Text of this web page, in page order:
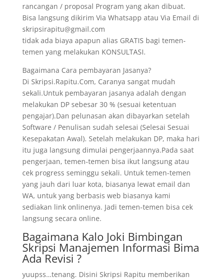
rancangan / proposal Program yang akan dibuat.
Bisa langsung dikirim Via Whatsapp atau Via Email di
skripsirapitu@gmail.com
tidak ada biaya apapun alias GRATIS bagi temen-
temen yang melakukan KONSULTASI.
Bagaimana Cara pembayaran Jasanya?
Di Skripsi.Rapitu.Com, Caranya sangat mudah
sekali.Untuk pembayaran jasanya adalah dengan
melakukan DP sebesar 30 % (sesuai ketentuan
pengajar).Dan pelunasan akan dibayarkan setelah
Software / Penulisan sudah selesai (Selesai Sesuai
Kesepakatan Awal). Setelah melakukan DP, maka hari
itu juga langsung dimulai pengerjaannya.Pada saat
pengerjaan, temen-temen bisa ikut langsung atau
cek progress seminggu sekali. Untuk temen-temen
yang jauh dari luar kota, biasanya lewat email dan
WA, untuk yang berbasis web biasanya kami
sediakan link onlinenya. Jadi temen-temen bisa cek
langsung secara online.
Bagaimana Kalo Joki Bimbingan
Skripsi Manajemen Informasi Bima
Ada Revisi ?
yuupss…tenang. Disini Skripsi Rapitu memberikan